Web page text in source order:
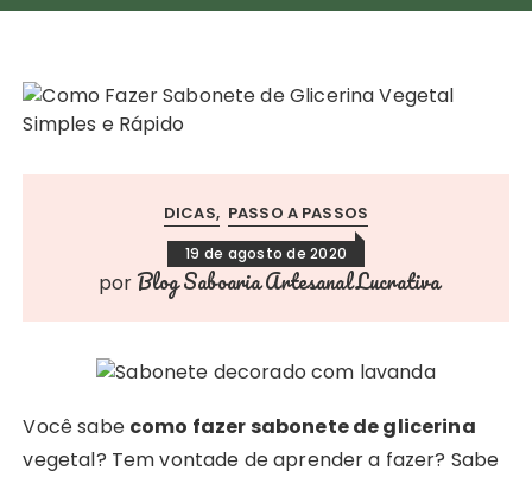
DICAS PASSO A PASSOS
19 de agosto de 2020
por Blog Saboaria Artesanal Lucrativa
Você sabe como fazer sabonete de glicerina
vegetal? Tem vontade de aprender a fazer? Sabe